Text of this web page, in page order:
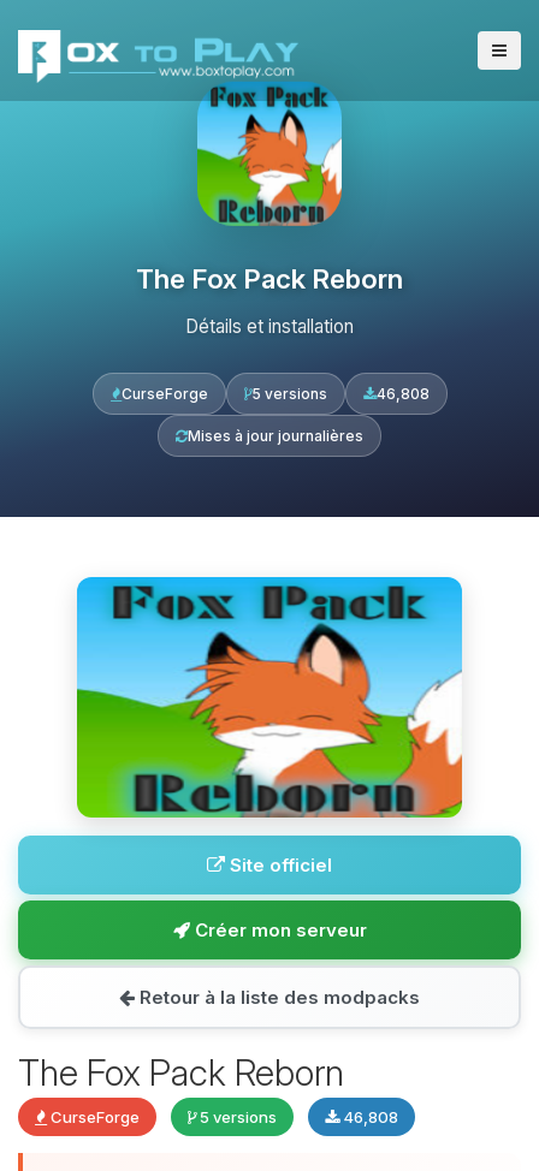
The Fox Pack Reborn
Détails et installation
CurseForge 5 versions 46,808
Mises à jour journalières
Site officiel
Créer mon serveur
Retour à la liste des modpacks
The Fox Pack Reborn
CurseForge 5 versions 46,808